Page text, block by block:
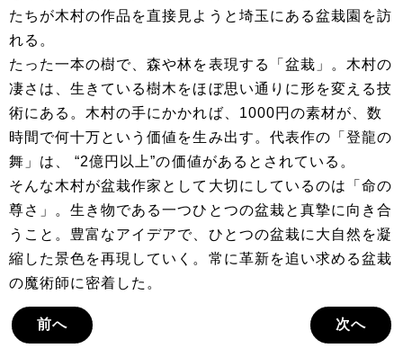
たちが木村の作品を直接見ようと埼玉にある盆栽園を訪
れる。
たった一本の樹で、森や林を表現する「盆栽」。木村の
凄さは、生きている樹木をほぼ思い通りに形を変える技
術にある。木村の手にかかれば、1000円の素材が、数
時間で何十万という価値を生み出す。代表作の「登龍の
舞」は、 “2億円以上”の価値があるとされている。
そんな木村が盆栽作家として大切にしているのは「命の
尊さ」。生き物である一つひとつの盆栽と真摯に向き合
うこと。豊富なアイデアで、ひとつの盆栽に大自然を凝
縮した景色を再現していく。常に革新を追い求める盆栽
の魔術師に密着した。
前へ 次へ